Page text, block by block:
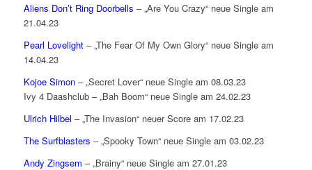
Aliens Don’t Ring Doorbells – „Are You Crazy“ neue Single am
21.04.23
Pearl Lovelight– „The Fear Of My Own Glory“ neue Single am
14.04.23
Kojoe Simon– „Secret Lover“ neue Single am 08.03.23
Ivy 4 Daashclub – „Bah Boom“ neue Single am 24.02.23
Ulrich Hilbel – „The Invasion“ neuer Score am 17.02.23
The Surfblasters – „Spooky Town“ neue Single am 03.02.23
Andy Zingsem – „Brainy“ neue Single am 27.01.23